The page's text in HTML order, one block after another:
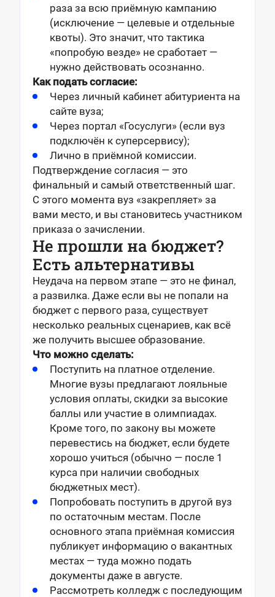
раза за всю приёмную кампанию
(исключение — целевые и отдельные
квоты). Это значит, что тактика
«попробую везде» не сработает —
нужно действовать осознанно.
Как подать согласие:
Через личный кабинет абитуриента на
сайте вуза;
Через портал «Госуслуги» (если вуз
подключён к суперсервису);
Лично в приёмной комиссии.
Подтверждение согласия — это
финальный и самый ответственный шаг.
С этого момента вуз «закрепляет» за
вами место, и вы становитесь участником
приказа о зачислении.
Не прошли на бюджет?
Есть альтернативы
Неудача на первом этапе — это не финал,
а развилка. Даже если вы не попали на
бюджет с первого раза, существует
несколько реальных сценариев, как всё
же получить высшее образование.
Что можно сделать:
Поступить на платное отделение.
Многие вузы предлагают лояльные
условия оплаты, скидки за высокие
баллы или участие в олимпиадах.
Кроме того, по закону вы можете
перевестись на бюджет, если будете
хорошо учиться (обычно — после 1
курса при наличии свободных
бюджетных мест).
Попробовать поступить в другой вуз
по остаточным местам. После
основного этапа приёмная комиссия
публикует информацию о вакантных
местах — туда можно подать
документы даже в августе.
Рассмотреть колледж с последующим